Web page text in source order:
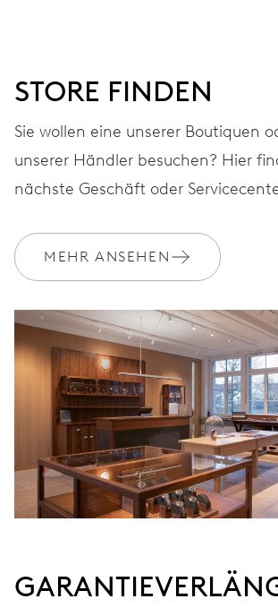
41 Std.
Gangreserve
KALIBER
ABMESSUNGEN
AUFZUG
Automatischer Aufzug
FREQUENZ
28.800 A/h, 4 Hz
STORE FINDEN
Sie wollen eine unserer Boutiquen
unserer Händler besuchen? Hier
nächste Geschäft oder
MEHR ANSEHEN